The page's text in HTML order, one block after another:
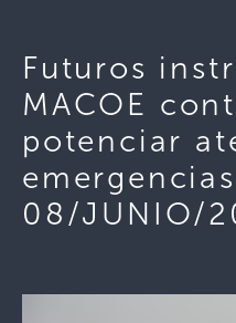
Futuros
MACOE
potenciar
08/JUNIO/